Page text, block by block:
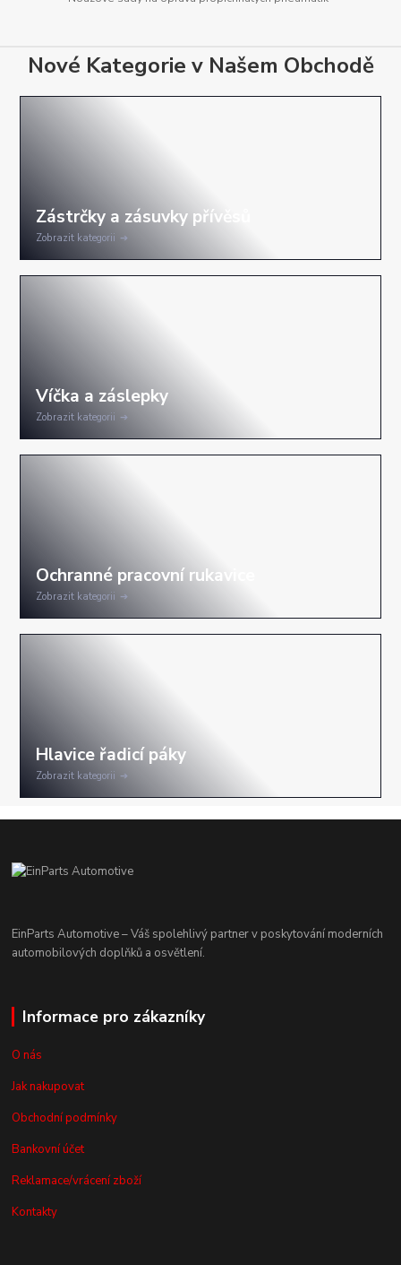
Nové Kategorie v Našem Obchodě
Zobrazit kategorii
Zobrazit kategorii
Zobrazit kategorii
Zobrazit kategorii
EinParts Automotive – Váš spolehlivý partner v poskytování moderních
automobilových doplňků a osvětlení.
Informace pro zákazníky
O nás
Jak nakupovat
Obchodní podmínky
Bankovní účet
Reklamace/vrácení zboží
Kontakty